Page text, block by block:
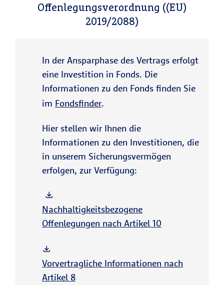
Offenlegungsverordnung ((EU)
2019/2088)
In der Ansparphase des Vertrags erfolgt
eine Investition in Fonds. Die
Informationen zu den Fonds finden Sie
im Fondsfinder.
Hier stellen wir Ihnen die
Informationen zu den Investitionen, die
in unserem Sicherungsvermögen
erfolgen, zur Verfügung:
Nachhaltigkeitsbezogene
Offenlegungen nach Artikel 10
Vorvertragliche Informationen nach
Artikel 8